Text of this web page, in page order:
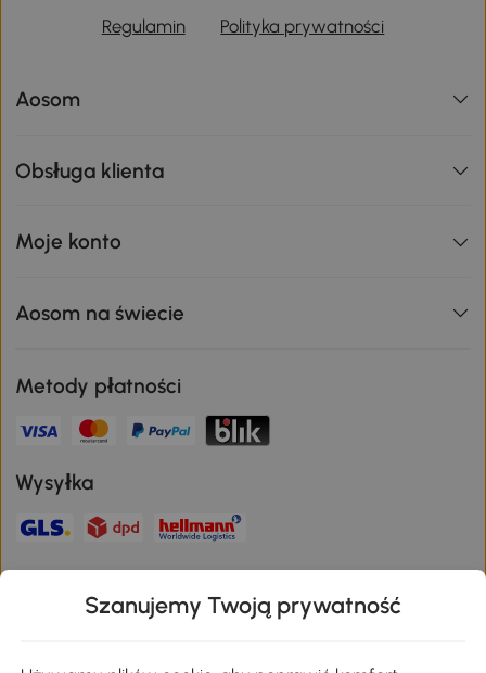
Regulamin Polityka prywatności
Aosom
Obsługa klienta
Moje konto
Aosom na świecie
Metody płatności
Wysyłka
Szanujemy Twoją prywatność